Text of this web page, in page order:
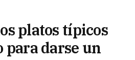
platos típicos
para darse un